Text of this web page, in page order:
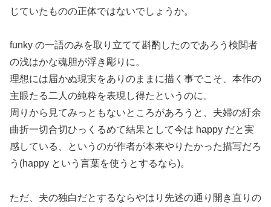
じていたものの正体ではないでしょうか。
funky の一語のみを取り立てて斟酌したのであろう検閲者
の浅はかな魂胆が浮き彫りに。
理想には届かぬ現実をありのままに描く事でこそ、本作の
主眼たる二人の純粋を表現し得たというのに。
周りから見てみっともないところがあろうと、夫婦の紆余
曲折一切合切ひっくるめて結果として今は happy だと実
感している、というのが作者が本来やりたかった描写だろ
う(happy という言葉を使うとするなら)。
ただ、夫の独白だとするならやはり先述の通り開き直りの